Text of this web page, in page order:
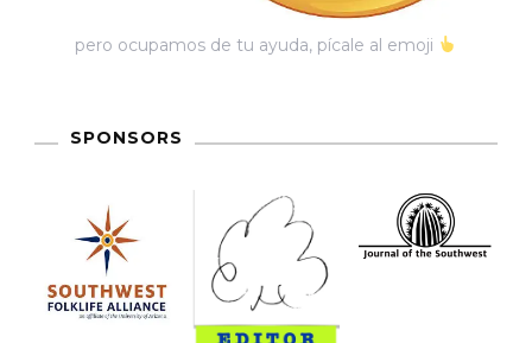
pero ocupamos de tu ayuda, pícale al emoji
SPONSORS